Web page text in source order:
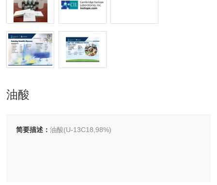
油酸
简要描述：油酸(U-13C18,98%)